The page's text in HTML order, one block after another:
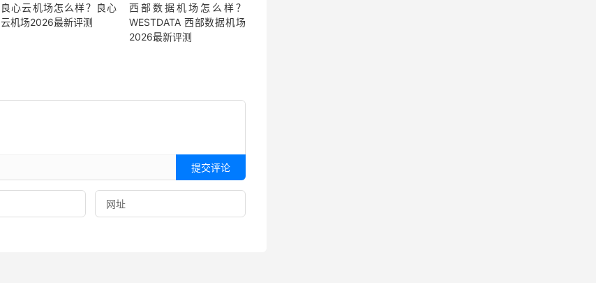
良心云机场怎么样？良心
云机场2026最新评测
西部数据机场怎么样？
WESTDATA 西部数据机场
2026最新评测
提交评论